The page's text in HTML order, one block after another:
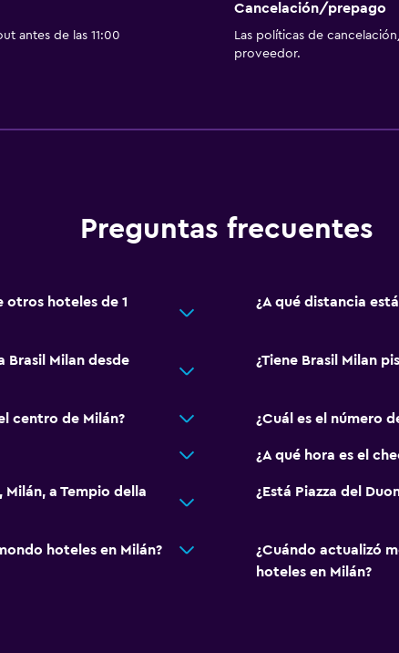
antes de las 11:00
Cancelación/prepago
Las políticas de
proveedor.
Preguntas frecuentes
otros hoteles de 1
¿A qué distancia
Brasil Milan desde
¿Tiene Brasil Milan
centro de Milán? ¿Cuál es el número
¿A qué hora es el
Milán, a Tempio della
¿Está Piazza del
hoteles en Milán?
¿Cuándo actualizó
hoteles en Milán?